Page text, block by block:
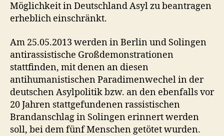
Möglichkeit in Deutschland Asyl zu beantragen
erheblich einschränkt.
Am 25.05.2013 werden in Berlin und Solingen
antirassistische Großdemonstrationen
stattfinden, mit denen an diesen
antihumanistischen Paradimenwechel in der
deutschen Asylpolitik bzw. an den ebenfalls vor
20 Jahren stattgefundenen rassistischen
Brandanschlag in Solingen erinnert werden
soll, bei dem fünf Menschen getötet wurden.